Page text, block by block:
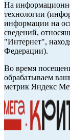
На
технологии
информации на
сведений,
"Интернет",
Федерации).
Во время
обрабатываем
метрик Яндекс